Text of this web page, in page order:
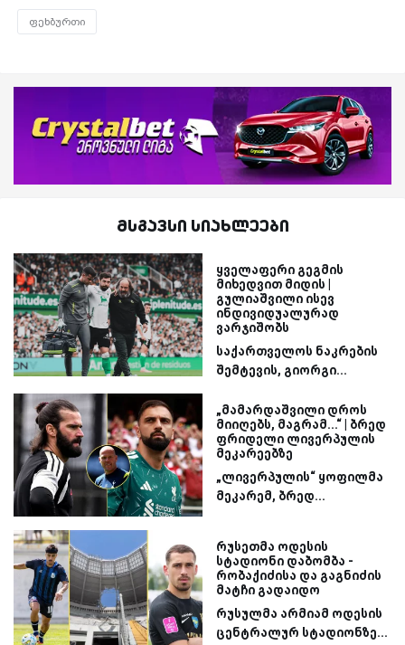
ფეხბურთი
მსგავსი სიახლეები
ყველაფერი გეგმის
მიხედვით მიდის |
გულიაშვილი ისევ
ინდივიდუალურად
ვარჯიშობს
საქართველოს ნაკრების
შემტევის, გიორგი...
„მამარდაშვილი დროს
მიიღებს, მაგრამ...“ | ბრედ
ფრიდელი ლივერპულის
მეკარეებზე
„ლივერპულის“ ყოფილმა
მეკარემ, ბრედ...
რუსეთმა ოდესის
სტადიონი დაბომბა -
რობაქიძისა და გაგნიძის
მატჩი გადაიდო
რუსულმა არმიამ ოდესის
ცენტრალურ სტადიონზე...